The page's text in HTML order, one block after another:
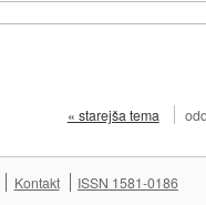
« starejša tema
Kontakt ISSN 1581-0186